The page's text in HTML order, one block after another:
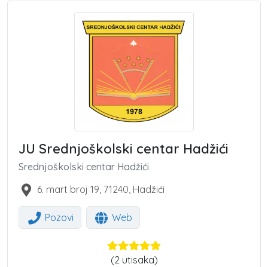
JU Srednjoškolski centar Hadžići
Srednjoškolski centar Hadžići
6. mart broj 19 71240 Hadžići
Pozovi Web
(2 utisaka)